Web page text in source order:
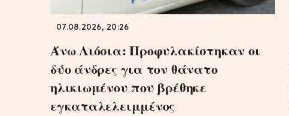
07.08.2026, 20:26
Άνω Λιόσια: Προφυλακίστηκαν οι
δύο άνδρες για τον θάνατο
ηλικιωμένου που βρέθηκε
εγκαταλελειμμένος